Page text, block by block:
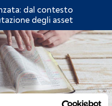
dal contesto
degli asset